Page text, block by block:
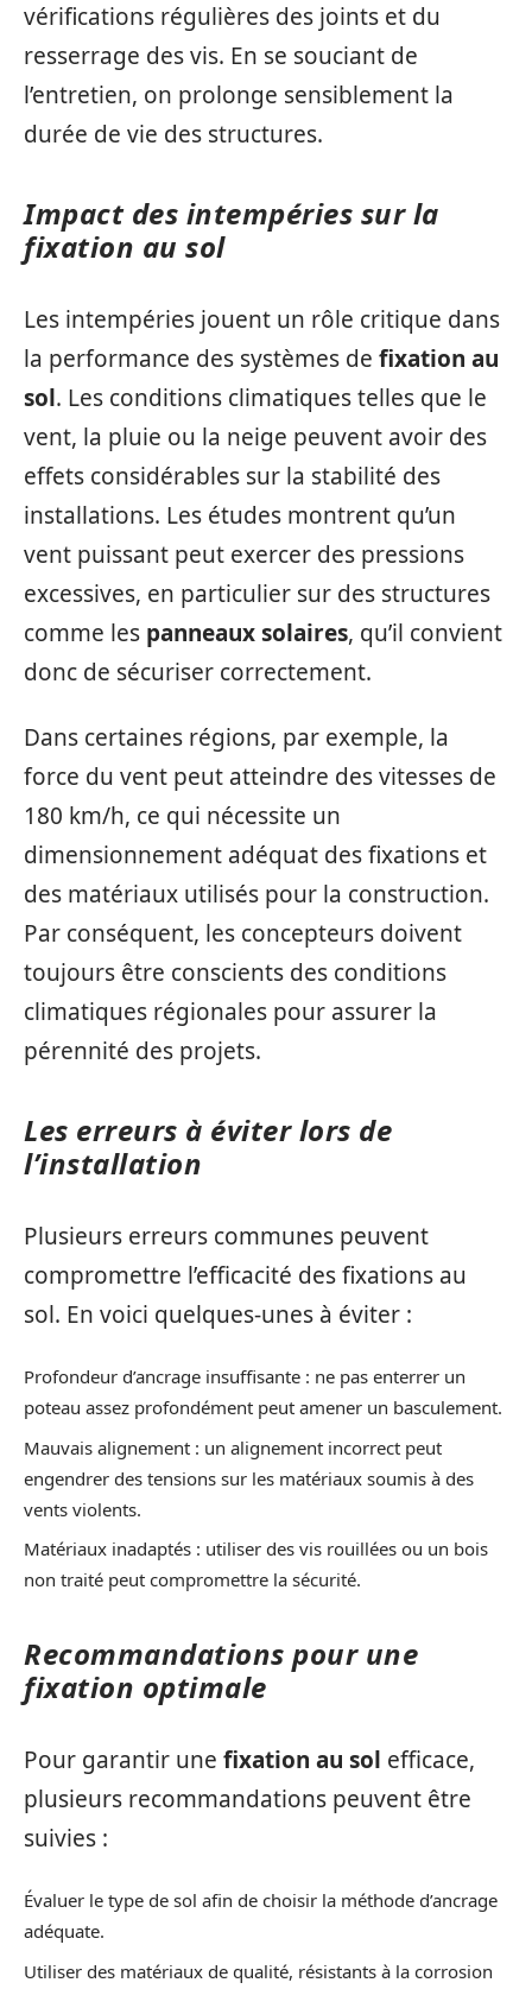
vérifications régulières des joints et du
resserrage des vis. En se souciant de
l’entretien, on prolonge sensiblement la
durée de vie des structures.
Impact des intempéries sur la
fixation au sol
Les intempéries jouent un rôle critique dans
la performance des systèmes de fixation au
sol. Les conditions climatiques telles que le
vent, la pluie ou la neige peuvent avoir des
effets considérables sur la stabilité des
installations. Les études montrent qu’un
vent puissant peut exercer des pressions
excessives, en particulier sur des structures
comme les panneaux solaires, qu’il convient
donc de sécuriser correctement.
Dans certaines régions, par exemple, la
force du vent peut atteindre des vitesses de
180 km/h, ce qui nécessite un
dimensionnement adéquat des fixations et
des matériaux utilisés pour la construction.
Par conséquent, les concepteurs doivent
toujours être conscients des conditions
climatiques régionales pour assurer la
pérennité des projets.
Les erreurs à éviter lors de
l’installation
Plusieurs erreurs communes peuvent
compromettre l’efficacité des fixations au
sol. En voici quelques-unes à éviter :
Profondeur d’ancrage insuffisante : ne pas enterrer un
poteau assez profondément peut amener un basculement.
Mauvais alignement : un alignement incorrect peut
engendrer des tensions sur les matériaux soumis à des
vents violents.
Matériaux inadaptés : utiliser des vis rouillées ou un bois
non traité peut compromettre la sécurité.
Recommandations pour une
fixation optimale
Pour garantir une fixation au sol efficace,
plusieurs recommandations peuvent être
suivies :
Évaluer le type de sol afin de choisir la méthode d’ancrage
adéquate.
Utiliser des matériaux de qualité, résistants à la corrosion